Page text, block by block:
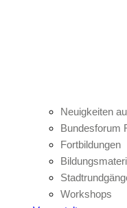
Neuigkeiten
Bundesforum
Fortbildungen
Workshops